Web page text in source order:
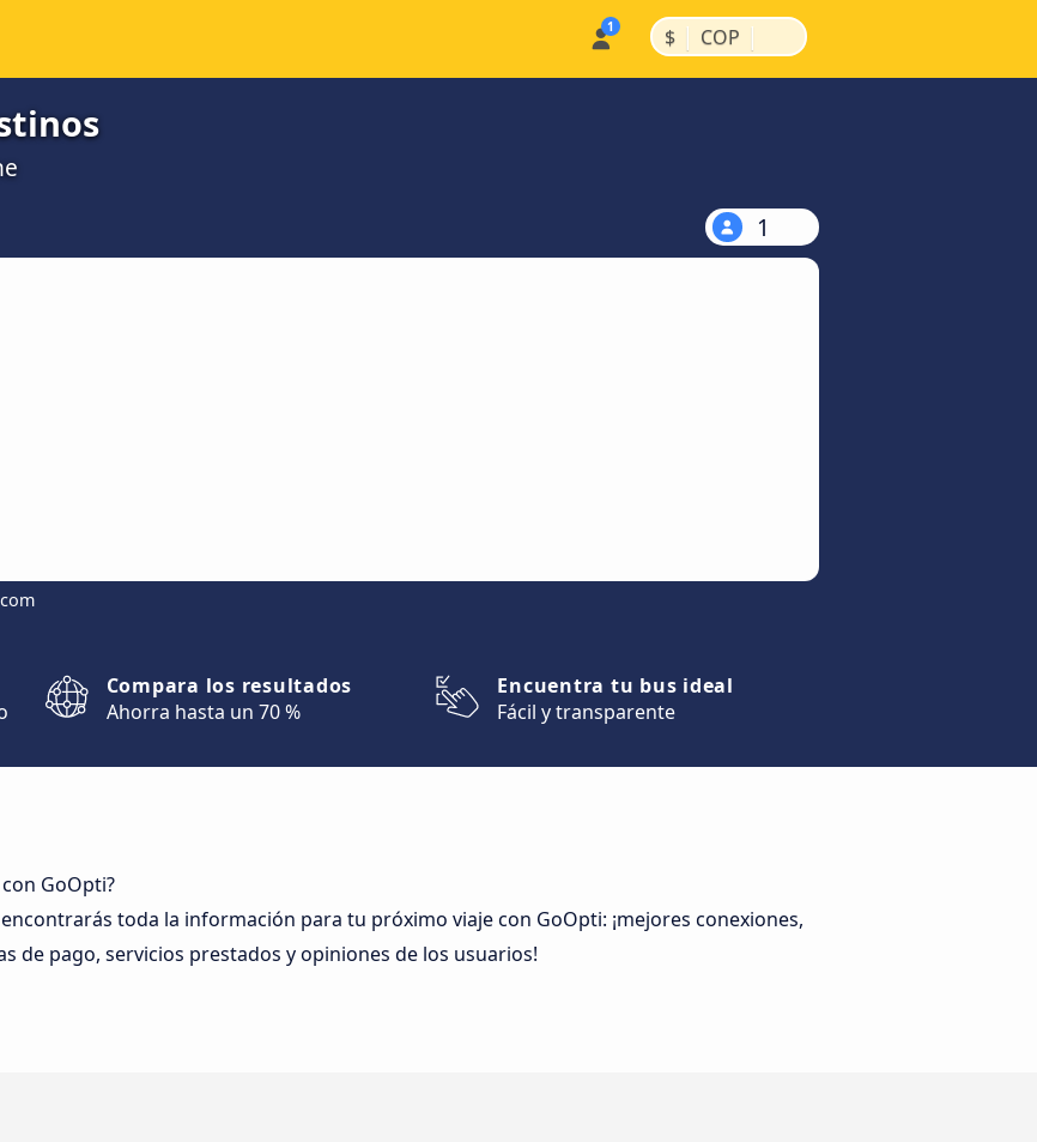
$ | COP |
1
Compara los resultados
Ahorra hasta un 70 %
Encuentra tu bus ideal
Fácil y transparente
GoOpti?
toda la información para tu próximo viaje con GoOpti: ¡mejores conexiones,
de pago, servicios prestados y opiniones de los usuarios!